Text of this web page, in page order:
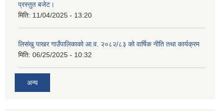
प्रस्तुत बजेट।
मिति: 11/04/2025 - 13:20
लिसंखु पाखर गाउँपालिकाको आ.व. २०८२/८३ को वार्षिक नीति तथा कार्यक्रम
मिति: 06/25/2025 - 10:32
अन्य